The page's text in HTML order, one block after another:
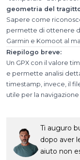
geometria del
Sapere come
permette di ottenere
Garmin e Komoot al
Riepilogo breve:
Un GPX con il valore
e permette analisi
timestamp, invece, il
utile per la
Ti auguro
dopo aver
aiuto non